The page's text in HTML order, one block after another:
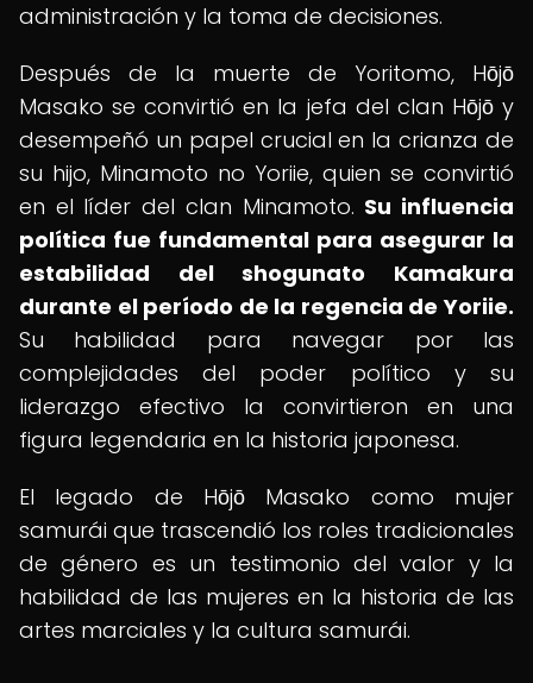
administración y la toma de decisiones.
Después de la muerte de Yoritomo, Hōjō
Masako se convirtió en la jefa del clan Hōjō y
desempeñó un papel crucial en la crianza de
su hijo, Minamoto no Yoriie, quien se convirtió
en el líder del clan Minamoto. Su influencia
política fue fundamental para asegurar la
estabilidad del shogunato Kamakura
durante el período de la regencia de Yoriie.
Su habilidad para navegar por las
complejidades del poder político y su
liderazgo efectivo la convirtieron en una
figura legendaria en la historia japonesa.
El legado de Hōjō Masako como mujer
samurái que trascendió los roles tradicionales
de género es un testimonio del valor y la
habilidad de las mujeres en la historia de las
artes marciales y la cultura samurái.